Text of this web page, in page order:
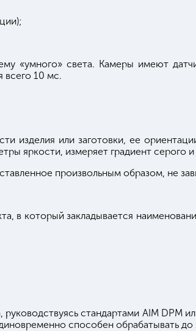
«умного» света. Камеры имеют
всего 10 мс.
изделия или заготовки, ее
яркости, измеряет градиент серого
произвольным образом, не
в который закладывается
стандартами AIM DPM
способен обрабатывать до